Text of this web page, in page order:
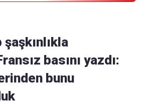
şaşkınlıkla
basını yazdı:
bunu